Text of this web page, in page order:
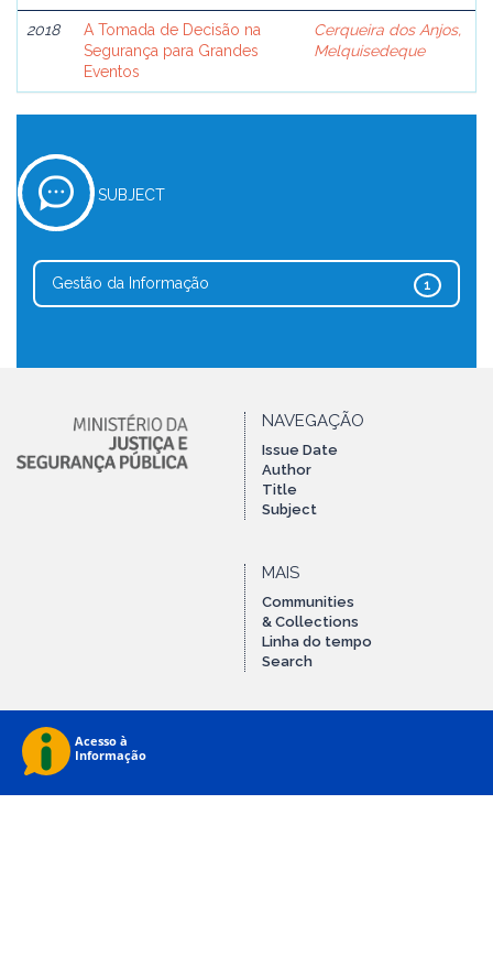
2018
A Tomada de Decisão na
Segurança para Grandes
Eventos
Cerqueira dos Anjos,
Melquisedeque
SUBJECT
1
Gestão da Informação
NAVEGAÇÃO
Issue Date
Author
Title
Subject
MAIS
Communities
& Collections
Linha do tempo
Search